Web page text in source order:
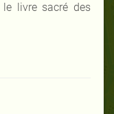
livre sacré des